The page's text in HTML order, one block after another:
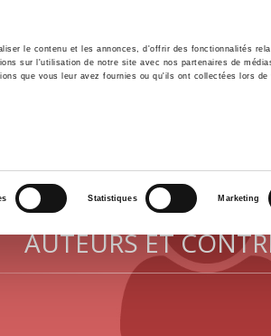
le contenu et les annonces, d'offrir des fonctionnalités
sur l'utilisation de notre site avec nos partenaires de
que vous leur avez fournies ou qu'ils ont collectées lors
Statistiques Marketing
Environnement Histoire
AUTEURS ET